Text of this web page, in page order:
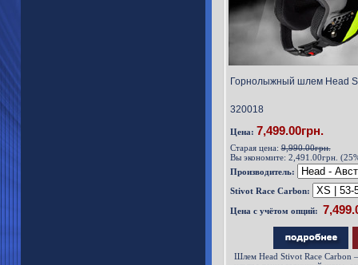
Горнолыжный шлем Head
320018
Цена: 7,499.00грн.
Старая цена:9,990.00грн.
Вы экономите: 2,491.00грн.
Производитель:
Stivot Race Carbon:
Цена с учётом опций:
Шлем Head Stivot Race Carbon